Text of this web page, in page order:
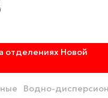
отделениях Новой
Водно-